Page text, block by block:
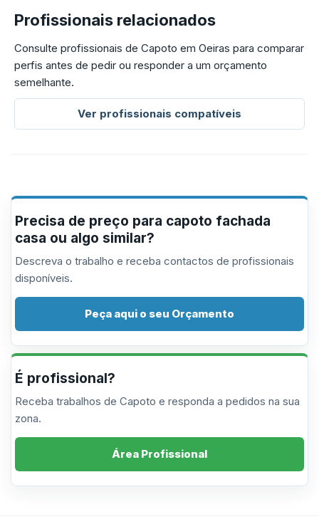
Profissionais relacionados
Consulte profissionais de Capoto em Oeiras para comparar
perfis antes de pedir ou responder a um orçamento
semelhante.
Ver profissionais compatíveis
Precisa de preço para capoto fachada
casa ou algo similar?
Descreva o trabalho e receba contactos de profissionais
disponíveis.
Peça aqui o seu Orçamento
É profissional?
Receba trabalhos de Capoto e responda a pedidos na sua
zona.
Área Profissional